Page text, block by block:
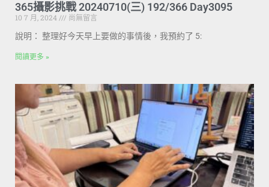
365攝影挑戰 20240710(三) 192/366 Day3095
10 7 月, 2024
尚無留言
說明： 整理好今天早上要做的事情後，我預約了 5:
閱讀更多 »